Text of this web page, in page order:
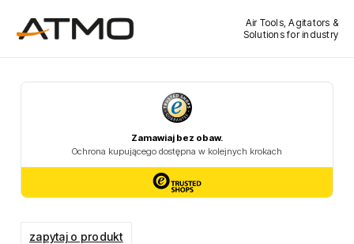
Air Tools, Agitators &
Solutions for industry
zapytaj o produkt